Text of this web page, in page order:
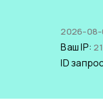
2026-08-
Ваш IP:
ID